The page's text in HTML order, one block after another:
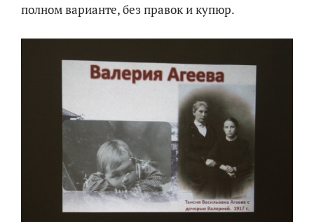
полном варианте, без правок и купюр.